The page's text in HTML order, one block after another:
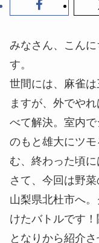
みなさん、こん
す。
世間には、麻雀
ますが、外でや
べて解決。室内
のもと雄大にツ
む、終わった頃に
さて、今回は野
山梨県北杜市へ
けたバトルです
となりから紹介さ